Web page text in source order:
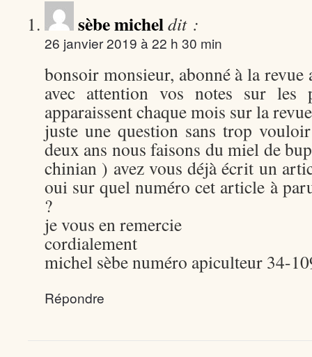
sèbe micheldit :
26 janvier 2019 à 22 h 30 min
bonsoir monsieur, abonné à la
avec attention vos notes sur les
apparaissent chaque mois sur la revue
juste une question sans trop
deux ans nous faisons du miel de
chinian ) avez vous déjà écrit un
oui sur quel numéro cet article à
?
je vous en remercie
cordialement
michel sèbe numéro apiculteur 34-
Répondre